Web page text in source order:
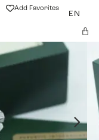
Add Favorites
EN